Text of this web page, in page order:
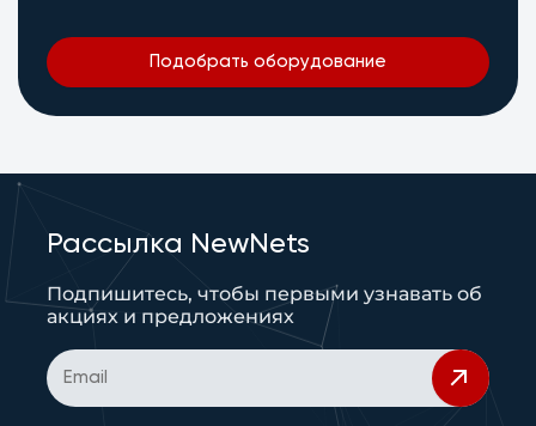
Подобрать оборудование
Рассылка NewNets
Подпишитесь, чтобы первыми узнавать об
акциях и предложениях